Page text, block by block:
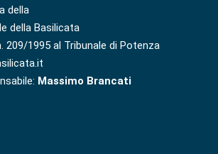
della
della Basilicata
209/1995 al Tribunale di Potenza
Massimo Brancati